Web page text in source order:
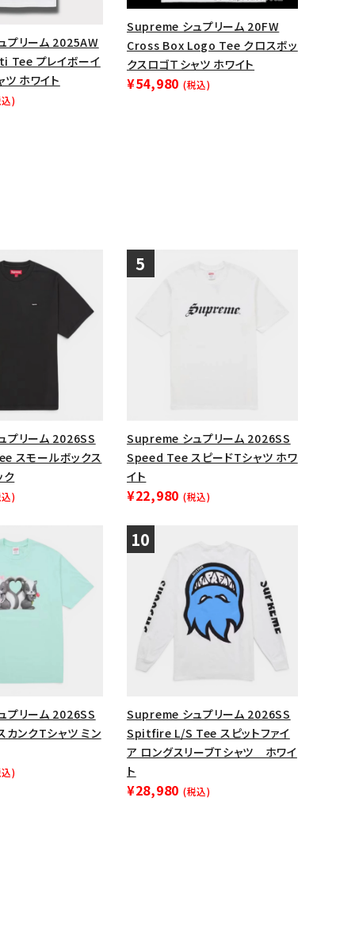
プリーム 2025AW
プレイボーイ
ツ ホワイト
)
Supreme シュプリーム 20FW
Cross Box Logo Tee クロスボッ
クスロゴＴシャツ ホワイト
¥54,980 (税込)
プリーム 2026SS
スモールボックス
ク
)
Supreme シュプリーム 2026SS
Speed Tee スピードTシャツ ホワ
イト
¥22,980 (税込)
プリーム 2026SS
ンクTシャツ ミン
)
Supreme シュプリーム 2026SS
Spitfire L/S Tee スピットファイ
ア ロングスリーブTシャツ ホワイ
ト
¥28,980 (税込)